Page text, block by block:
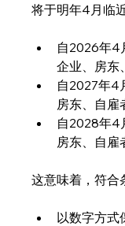
将于明年4月
自2026年4
企业、房东
自2027年4
房东、自雇
自2028年4
房东、自雇
这意味着，符合
以数字方式